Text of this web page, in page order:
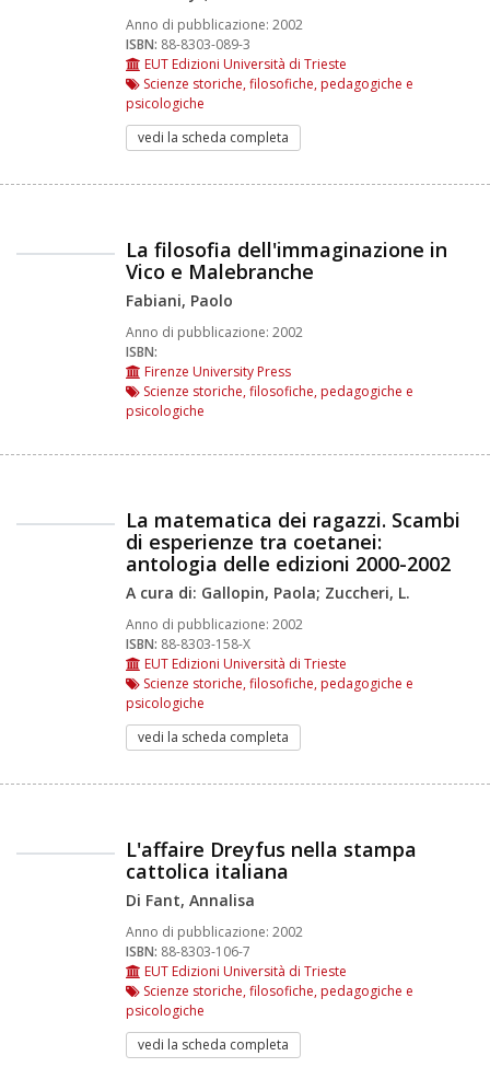
Anno di pubblicazione: 2002
ISBN: 88-8303-089-3
EUT Edizioni Università di Trieste
Scienze storiche, filosofiche, pedagogiche e
psicologiche
vedi la scheda completa
La filosofia dell'immaginazione in
Vico e Malebranche
Fabiani, Paolo
Anno di pubblicazione: 2002
ISBN:
Firenze University Press
Scienze storiche, filosofiche, pedagogiche e
psicologiche
La matematica dei ragazzi. Scambi
di esperienze tra coetanei:
antologia delle edizioni 2000-2002
A cura di: Gallopin, Paola; Zuccheri, L.
Anno di pubblicazione: 2002
ISBN: 88-8303-158-X
EUT Edizioni Università di Trieste
Scienze storiche, filosofiche, pedagogiche e
psicologiche
vedi la scheda completa
L'affaire Dreyfus nella stampa
cattolica italiana
Di Fant, Annalisa
Anno di pubblicazione: 2002
ISBN: 88-8303-106-7
EUT Edizioni Università di Trieste
Scienze storiche, filosofiche, pedagogiche e
psicologiche
vedi la scheda completa